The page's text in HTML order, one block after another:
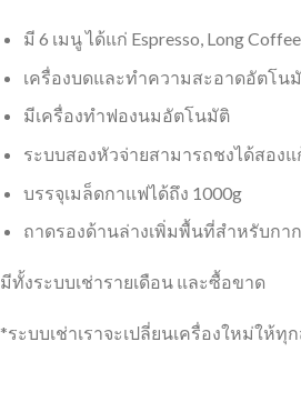
มี 6 เมนู ได้แก่ Espresso, Long
เครื่องบดและทำความสะอาดอัตโน
มีเครื่องทำฟองนมอัตโนมัติ
ระบบสองหัวจ่ายสามารถชงได้สองแ
บรรจุเมล็ดกาแฟได้ถึง 1000g
ถาดรองด้านล่างเพิ่มพื้นที่สำหรับกา
มีทั้งระบบเช่ารายเดือน และซื้อขาด
*ระบบเช่าเราจะเปลี่ยนเครื่องใหม่ให้ทุ